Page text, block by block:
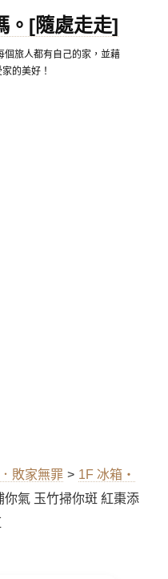
。[隨處走走]
旅人都有自己的家，並藉
的美好！
敗家無罪 > 1F 冰箱‧
你氣 玉竹掃你斑 紅棗添